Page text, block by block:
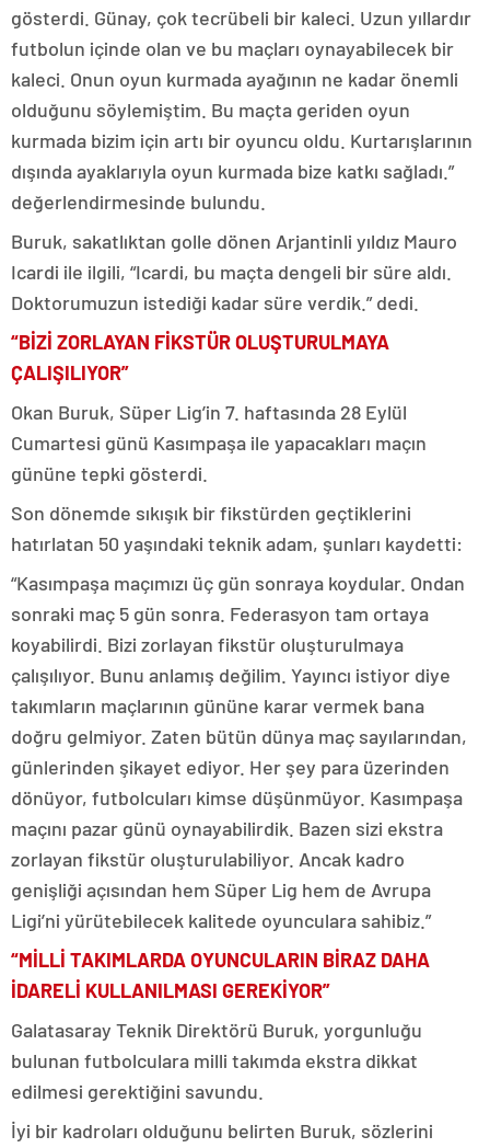
gösterdi. Günay, çok tecrübeli bir kaleci. Uzun yıllardır
futbolun içinde olan ve bu maçları oynayabilecek bir
kaleci. Onun oyun kurmada ayağının ne kadar önemli
olduğunu söylemiştim. Bu maçta geriden oyun
kurmada bizim için artı bir oyuncu oldu. Kurtarışlarının
dışında ayaklarıyla oyun kurmada bize katkı sağladı.”
değerlendirmesinde bulundu.
Buruk, sakatlıktan golle dönen Arjantinli yıldız Mauro
Icardi ile ilgili, “Icardi, bu maçta dengeli bir süre aldı.
Doktorumuzun istediği kadar süre verdik.” dedi.
“BİZİ ZORLAYAN FİKSTÜR OLUŞTURULMAYA
ÇALIŞILIYOR”
Okan Buruk, Süper Lig’in 7. haftasında 28 Eylül
Cumartesi günü Kasımpaşa ile yapacakları maçın
gününe tepki gösterdi.
Son dönemde sıkışık bir fikstürden geçtiklerini
hatırlatan 50 yaşındaki teknik adam, şunları kaydetti:
“Kasımpaşa maçımızı üç gün sonraya koydular. Ondan
sonraki maç 5 gün sonra. Federasyon tam ortaya
koyabilirdi. Bizi zorlayan fikstür oluşturulmaya
çalışılıyor. Bunu anlamış değilim. Yayıncı istiyor diye
takımların maçlarının gününe karar vermek bana
doğru gelmiyor. Zaten bütün dünya maç sayılarından,
günlerinden şikayet ediyor. Her şey para üzerinden
dönüyor, futbolcuları kimse düşünmüyor. Kasımpaşa
maçını pazar günü oynayabilirdik. Bazen sizi ekstra
zorlayan fikstür oluşturulabiliyor. Ancak kadro
genişliği açısından hem Süper Lig hem de Avrupa
Ligi’ni yürütebilecek kalitede oyunculara sahibiz.”
“MİLLİ TAKIMLARDA OYUNCULARIN BİRAZ DAHA
İDARELİ KULLANILMASI GEREKİYOR”
Galatasaray Teknik Direktörü Buruk, yorgunluğu
bulunan futbolculara milli takımda ekstra dikkat
edilmesi gerektiğini savundu.
İyi bir kadroları olduğunu belirten Buruk, sözlerini